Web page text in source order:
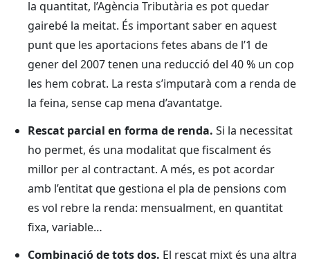
la quantitat, l’Agència Tributària es pot quedar
gairebé la meitat. És important saber en aquest
punt que les aportacions fetes abans de l’1 de
gener del 2007 tenen una reducció del 40 % un cop
les hem cobrat. La resta s’imputarà com a renda de
la feina, sense cap mena d’avantatge.
Rescat parcial en forma de renda. Si la necessitat
ho permet, és una modalitat que fiscalment és
millor per al contractant. A més, es pot acordar
amb l’entitat que gestiona el pla de pensions com
es vol rebre la renda: mensualment, en quantitat
fixa, variable…
Combinació de tots dos. El rescat mixt és una altra